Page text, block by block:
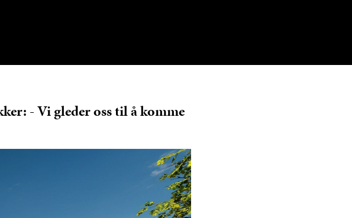
- Vi gleder oss til å komme